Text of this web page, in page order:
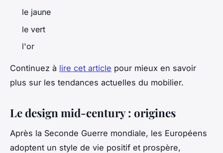
le jaune
le vert
l'or
Continuez à lire cet article pour mieux en savoir
plus sur les tendances actuelles du mobilier.
Le design mid-century : origines
Après la Seconde Guerre mondiale, les Européens
adoptent un style de vie positif et prospère,